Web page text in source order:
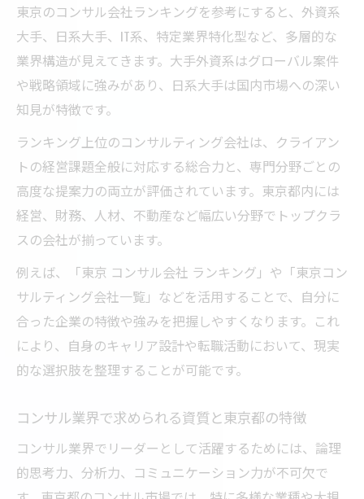
経営コンサルタント一覧に見るキャリアア
ップ法
東京都コンサル会社のサポート体制を徹底
解説
コンサル転職で理想の未来を実現する戦略
東京都でコンサル転職を成功させるポイン
ト
転職エージェントが強いコンサル業界の特
長
コンサル転職成功のためのエージェント活
用法
東京都のコンサル転職で失敗しない選び方
東京のコンサル会社ランキングを参考にすると、外資系
大手、日系大手、IT系、特定業界特化型など、多層的な
業界構造が見えてきます。大手外資系はグローバル案件
や戦略領域に強みがあり、日系大手は国内市場への深い
知見が特徴です。
ランキング上位のコンサルティング会社は、クライアン
トの経営課題全般に対応する総合力と、専門分野ごとの
高度な提案力の両立が評価されています。東京都内には
経営、財務、人材、不動産など幅広い分野でトップクラ
スの会社が揃っています。
例えば、「東京 コンサル会社 ランキング」や「東京コン
サルティング会社一覧」などを活用することで、自分に
合った企業の特徴や強みを把握しやすくなります。これ
により、自身のキャリア設計や転職活動において、現実
的な選択肢を整理することが可能です。
コンサル業界で求められる資質と東京都の特徴
コンサル業界でリーダーとして活躍するためには、論理
的思考力、分析力、コミュニケーション力が不可欠で